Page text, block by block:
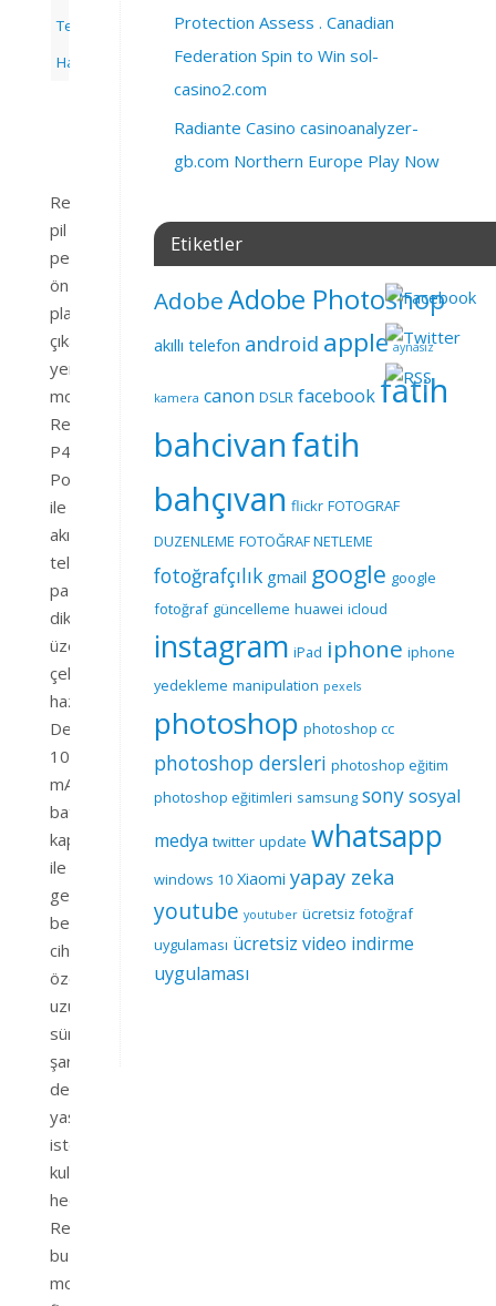
Teknoloji
Haberleri
Realme,
pil
performansını
ön
plana
çıkaran
yeni
modeli
Realme
P4
Power
ile
akıllı
telefon
pazarında
dikkatleri
üzerine
çekmeye
hazırlanıyor.
Dev
10.000
mAh
batarya
kapasitesi
ile
gelmesi
beklenen
cihaz,
özellikle
uzun
süre
şarj
derdi
yaşamak
istemeyen
kullanıcıları
hedefliyor.
Realme,
bu
modeliyle
Protection Assess . Canadian
Federation Spin to Win sol-
casino2.com
Radiante Casino casinoanalyzer-
gb.com Northern Europe Play Now
Etiketler
AdobeAdobe Photoshop
akıllı telefon android apple aynasız
kamera canon DSLR facebook fatih
bahcivanfatih
bahçıvan flickr FOTOGRAF
DUZENLEME FOTOĞRAF NETLEME
fotoğrafçılık gmail google google
fotoğraf güncelleme huawei icloud
instagram iPad iphone iphone
yedekleme manipulation pexels
photoshop photoshop cc
photoshop dersleri photoshop eğitim
photoshop eğitimleri samsung sonysosyal
medya twitter update whatsapp
windows 10 Xiaomi yapay zeka
youtube youtuber ücretsiz fotoğraf
uygulaması ücretsiz video indirme
uygulaması